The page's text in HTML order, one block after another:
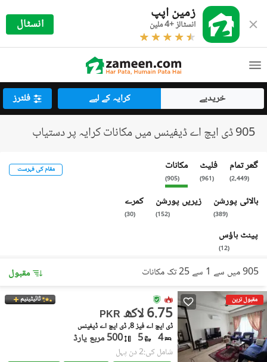
زمین اپپ
انسٹالز +4 ملین انسٹال
خریدیے کرایہ کے لیے فلٹرز
905 ڈی ایچ اے ڈیفینس میں مکانات کرایہ پر دستیاب
گھر تمام
(
2,449
)
فلیٹ
(
961
)
مکانات
(
905
)
بالائی پورشن
(
389
)
زیریں پورشن
(
152
)
کمرے
(
30
)
پینٹ ہاؤس
(
12
)
مقام کی فہرست
905 میں سے 1 سے 25 تک مکانات مقبول
مقبول ترین ٹائیٹینیم
PKR 6.75 لاکھ
ڈی ایچ اے فیز 8, ڈی ایچ اے ڈیفینس
4
5 500 مربع یارڈ
شامل کی:2 دن پہل